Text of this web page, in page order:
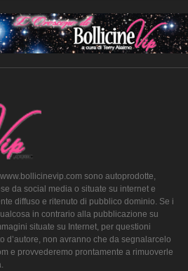
sono autoprodotte,
da social media o situate su internet e
diffuso e ritenuto di pubblico dominio. Se i
in contrario alla pubblicazione su
situate su Internet, per questioni
d’autore, non avranno che da segnalarcelo
e provvederemo prontamente a rimuoverle